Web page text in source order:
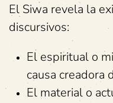
El Siwa revela la
discursivos:
El espiritual o
causa creadora
El material o